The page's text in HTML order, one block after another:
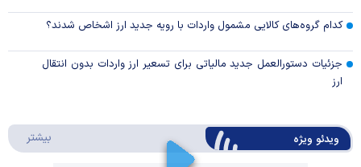
کدام گروه‌های کالایی مشمول واردات با رویه جدید ارز اشخاص شدند؟
جزئیات دستورالعمل جدید مالیاتی برای تسعیر ارز واردات بدون انتقال
ارز
ویدئو ویژه بیشتر